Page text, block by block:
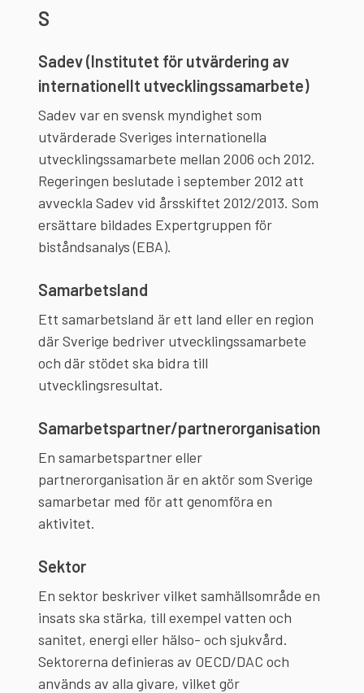
S
Sadev (Institutet för utvärdering av
internationellt utvecklingssamarbete)
Sadev var en svensk myndighet som
utvärderade Sveriges internationella
utvecklingssamarbete mellan 2006 och 2012.
Regeringen beslutade i september 2012 att
avveckla Sadev vid årsskiftet 2012/2013. Som
ersättare bildades Expertgruppen för
biståndsanalys (EBA).
Samarbetsland
Ett samarbetsland är ett land eller en region
där Sverige bedriver utvecklingssamarbete
och där stödet ska bidra till
utvecklingsresultat.
Samarbetspartner/partnerorganisation
En samarbetspartner eller
partnerorganisation är en aktör som Sverige
samarbetar med för att genomföra en
aktivitet.
Sektor
En sektor beskriver vilket samhällsområde en
insats ska stärka, till exempel vatten och
sanitet, energi eller hälso- och sjukvård.
Sektorerna definieras av OECD/DAC och
används av alla givare, vilket gör